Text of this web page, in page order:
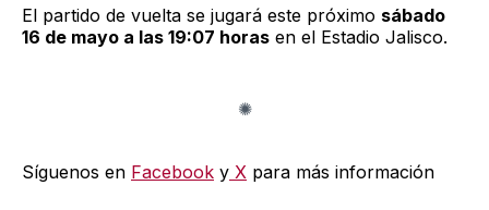
El partido de vuelta se jugará este próximo sábado
16 de mayo a las 19:07 horas en el Estadio Jalisco.
Síguenos en Facebook y X para más información